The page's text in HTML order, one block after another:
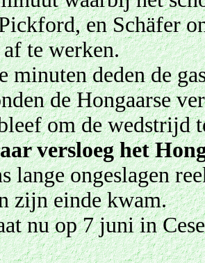
en Schäfer
te werken.
minuten deden de
de Hongaarse
om de wedstrijd
versloeg het
lange ongeslagen
zijn einde kwam.
nu op 7 juni in